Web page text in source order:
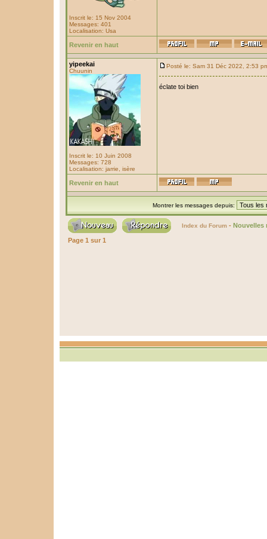
Inscrit le: 15 Nov 2004
Messages: 401
Localisation: Usa
Revenir en haut
yipeekai
Chuunin
Inscrit le: 10 Juin 2008
Messages: 728
Localisation: jarrie, isère
Posté le: Sam 31 Déc 2022, 2:53
éclate toi bien
Revenir en haut
Montrer les messages depuis:
Index du Forum - Nouvelles
Page 1 sur 1